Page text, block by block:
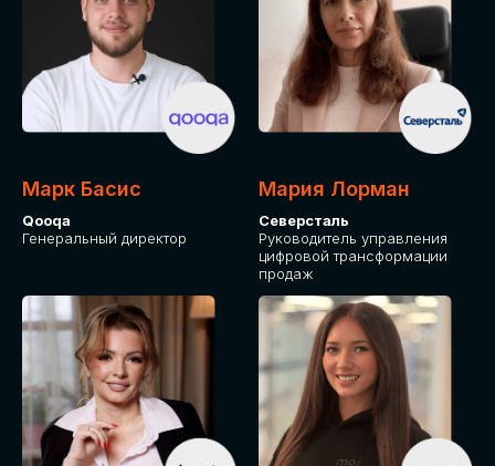
Марк Басис
Qooqa
Генеральный директор
Мария Лорман
Северсталь
Руководитель управления
цифровой трансформации
продаж
СТАНЬТЕ
ЭКСПОНЕНТОМ
IT Solutions for Business